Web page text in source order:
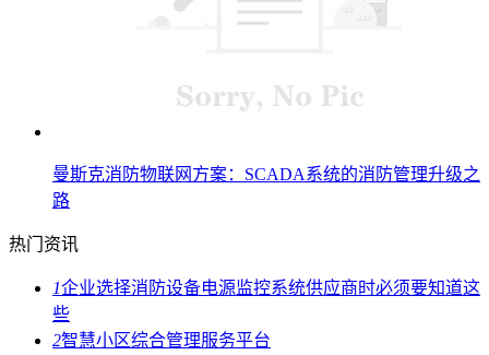
曼斯克消防物联网方案：SCADA系统的消防管理升级之
路
热门资讯
1企业选择消防设备电源监控系统供应商时必须要知道这
些
2智慧小区综合管理服务平台